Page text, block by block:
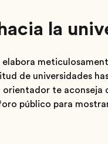
la
de universidades
orientador te aconseja
público para